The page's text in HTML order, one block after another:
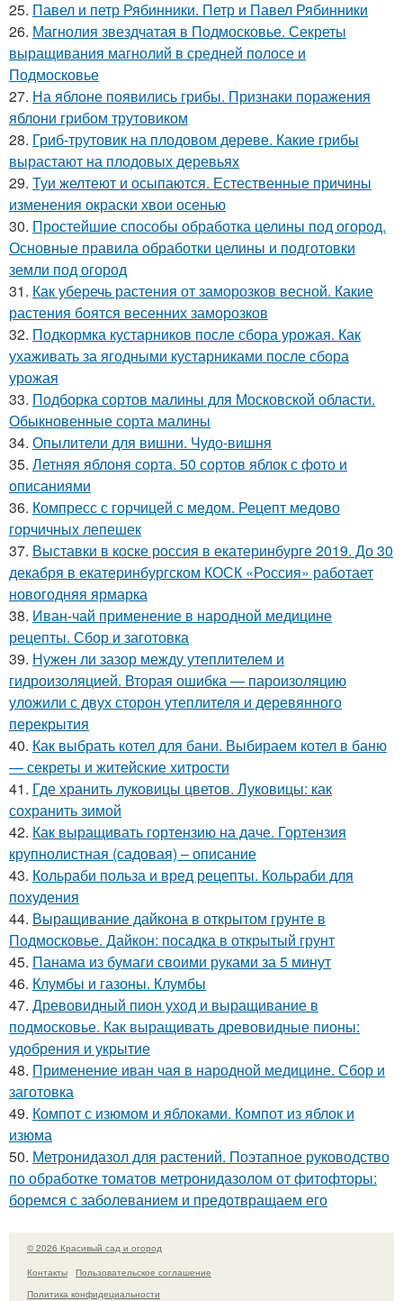
25. Павел и петр Рябинники. Петр и Павел Рябинники
26. Магнолия звездчатая в Подмосковье. Секреты
выращивания магнолий в средней полосе и
Подмосковье
27. На яблоне появились грибы. Признаки поражения
яблони грибом трутовиком
28. Гриб-трутовик на плодовом дереве. Какие грибы
вырастают на плодовых деревьях
29. Туи желтеют и осыпаются. Естественные причины
изменения окраски хвои осенью
30. Простейшие способы обработка целины под огород.
Основные правила обработки целины и подготовки
земли под огород
31. Как уберечь растения от заморозков весной. Какие
растения боятся весенних заморозков
32. Подкормка кустарников после сбора урожая. Как
ухаживать за ягодными кустарниками после сбора
урожая
33. Подборка сортов малины для Московской области.
Обыкновенные сорта малины
34. Опылители для вишни. Чудо-вишня
35. Летняя яблоня сорта. 50 сортов яблок с фото и
описаниями
36. Компресс с горчицей с медом. Рецепт медово
горчичных лепешек
37. Выставки в коске россия в екатеринбурге 2019. До 30
декабря в екатеринбургском КОСК «Россия» работает
новогодняя ярмарка
38. Иван-чай применение в народной медицине
рецепты. Сбор и заготовка
39. Нужен ли зазор между утеплителем и
гидроизоляцией. Вторая ошибка — пароизоляцию
уложили с двух сторон утеплителя и деревянного
перекрытия
40. Как выбрать котел для бани. Выбираем котел в баню
— секреты и житейские хитрости
41. Где хранить луковицы цветов. Луковицы: как
сохранить зимой
42. Как выращивать гортензию на даче. Гортензия
крупнолистная (садовая) – описание
43. Кольраби польза и вред рецепты. Кольраби для
похудения
44. Выращивание дайкона в открытом грунте в
Подмосковье. Дайкон: посадка в открытый грунт
45. Панама из бумаги своими руками за 5 минут
46. Клумбы и газоны. Клумбы
47. Древовидный пион уход и выращивание в
подмосковье. Как выращивать древовидные пионы:
удобрения и укрытие
48. Применение иван чая в народной медицине. Сбор и
заготовка
49. Компот с изюмом и яблоками. Компот из яблок и
изюма
50. Метронидазол для растений. Поэтапное руководство
по обработке томатов метронидазолом от фитофторы:
боремся с заболеванием и предотвращаем его
© 2026 Красивый сад и огород
Контакты
Пользовательское соглашение
Политика конфидециальности